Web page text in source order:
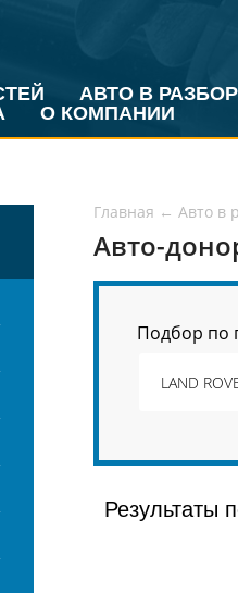
АВТО В РАЗБОР
О КОМПАНИИ
Главная ← Авто в
Авто-
Подбор по
Результаты